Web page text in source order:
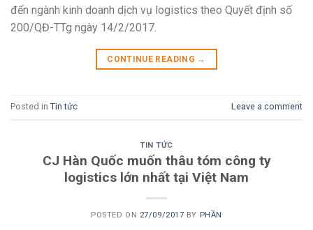
đến ngành kinh doanh dịch vụ logistics theo Quyết định số
200/QĐ-TTg ngày 14/2/2017.
CONTINUE READING →
Posted in Tin tức Leave a comment
TIN TỨC
CJ Hàn Quốc muốn thâu tóm công ty
logistics lớn nhất tại Việt Nam
POSTED ON 27/09/2017 BY PHẦN